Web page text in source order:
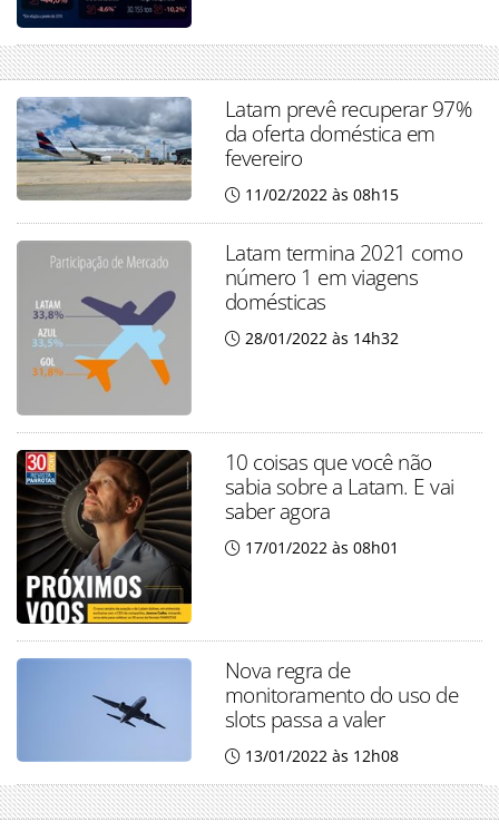
Latam prevê recuperar 97%
da oferta doméstica em
fevereiro
11/02/2022 às 08h15
Latam termina 2021 como
número 1 em viagens
domésticas
28/01/2022 às 14h32
10 coisas que você não
sabia sobre a Latam. E vai
saber agora
17/01/2022 às 08h01
Nova regra de
monitoramento do uso de
slots passa a valer
13/01/2022 às 12h08